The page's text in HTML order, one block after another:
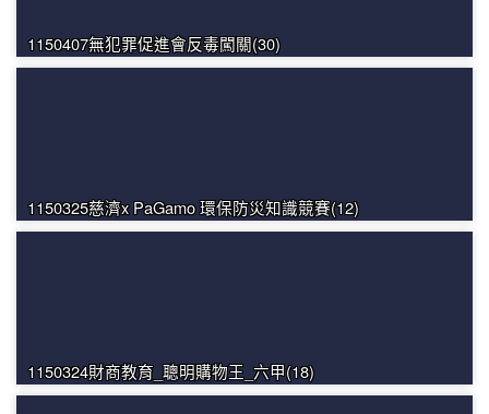
1150407無犯罪促進會反毒闖關(30)
1150325慈濟x PaGamo 環保防災知識競賽(12)
1150324財商教育_聰明購物王_六甲(18)